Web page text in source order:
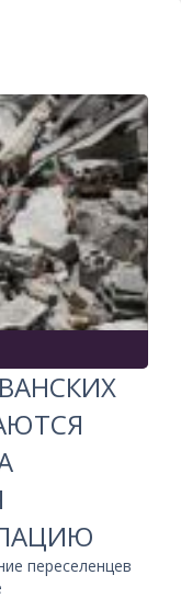
переселенцев